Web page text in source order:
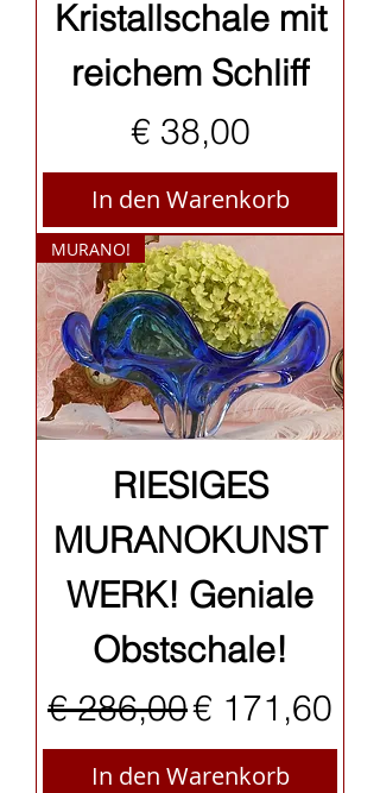
Kristallschale mit
reichem Schliff
Preis
€ 38,00
In den Warenkorb
MURANO!
RIESIGES
MURANOKUNST
WERK! Geniale
Obstschale!
Standardpreis
€ 286,00Sale-Preis
€ 171,60
In den Warenkorb